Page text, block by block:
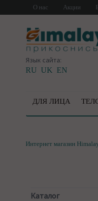
О нас Акции
Язык сайта:
RU UK EN
ДЛЯ ЛИЦА
Интернет магазин
Каталог